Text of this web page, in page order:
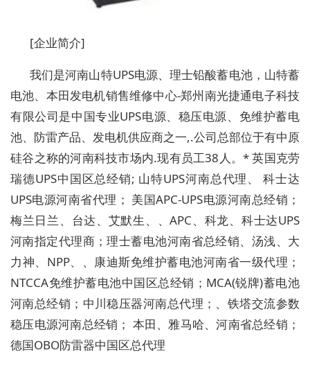
[企业简介]
我们是河南山特UPS电源、理士铅酸蓄电池，山特蓄
电池、本田发电机销售维修中心-郑州南光捷通电子科技
有限公司是中国专业UPS电源、稳压电源、免维护蓄电
池、防雷产品、发电机供应商之一,.公司总部位于有中原
硅谷之称的河南科技市场内.现有员工38人。* 英国克劳
瑞德UPS中国区总经销; 山特UPS河南总代理、 科士达
UPS电源河南省代理； 美国APC-UPS电源河南总经销；
梅兰日兰、台达、艾默生、、APC、科龙、科士达UPS
河南指定代理商；理士蓄电池河南省总经销、汤浅、大
力神、NPP、、康迪斯免维护蓄电池河南省一级代理；
NTCCA免维护蓄电池中国区总经销；MCA(锐牌)蓄电池
河南总经销；中川稳压器河南总代理；、铁塔交流参数
稳压电源河南总经销； 本田、雅马哈、河南省总经销；
德国OBO防雷器中国区总代理